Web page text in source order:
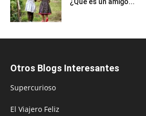
Otros Blogs Interesantes
Supercurioso
El Viajero Feliz